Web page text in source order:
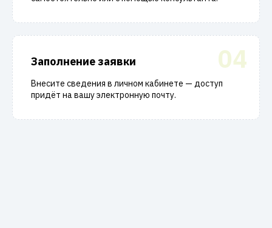
04
Заполнение заявки
Внесите сведения в личном кабинете — доступ
придёт на вашу электронную почту.